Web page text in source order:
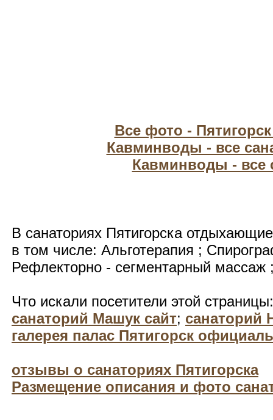
Все фото -
Кавминводы - все
Кавминводы - все
В санаториях Пятигорска
в том числе: Альготерапия ;
Рефлекторно - сегментарный массаж
Что искали посетители этой
санаторий Машук сайт; санаторий
галерея палас Пятигорск
отзывы о санаториях Пятигорска
Размещение описания и фото